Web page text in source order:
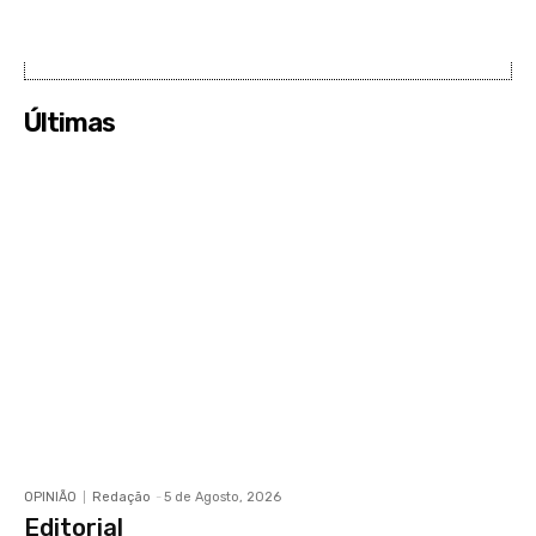
Últimas
OPINIÃO Redação - 5 de Agosto, 2026
Editorial